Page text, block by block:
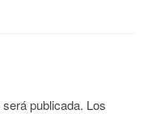
publicada. Los